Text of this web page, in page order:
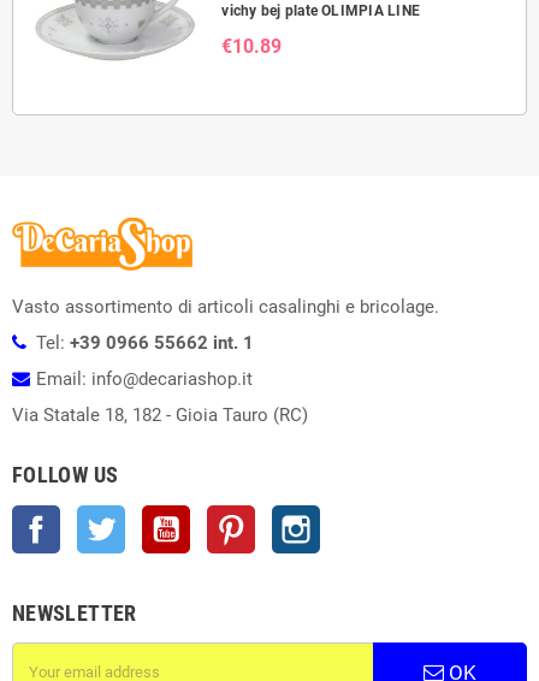
vichy bej plate OLIMPIA LINE
€10.89
Vasto assortimento di articoli casalinghi e bricolage.
Tel: +39 0966 55662 int. 1
Email: info@decariashop.it
Via Statale 18, 182 - Gioia Tauro (RC)
FOLLOW US
Facebook Twitter YouTube Pinterest
NEWSLETTER
OK